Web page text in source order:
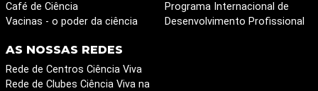
Café de Ciência
Vacinas - o poder da ciência
Programa Internacional de
Desenvolvimento Profissional
AS NOSSAS REDES
Rede de Centros Ciência Viva
Rede de Clubes Ciência Viva na